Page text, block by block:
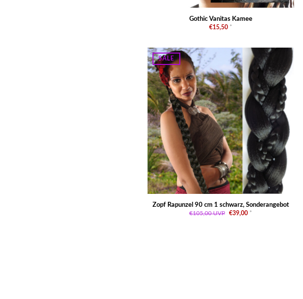
Gothic Vanitas Kamee
€15,50 *
SALE
Zopf Rapunzel 90 cm 1 schwarz, Sonderangebot
€105,00UVP €39,00 *